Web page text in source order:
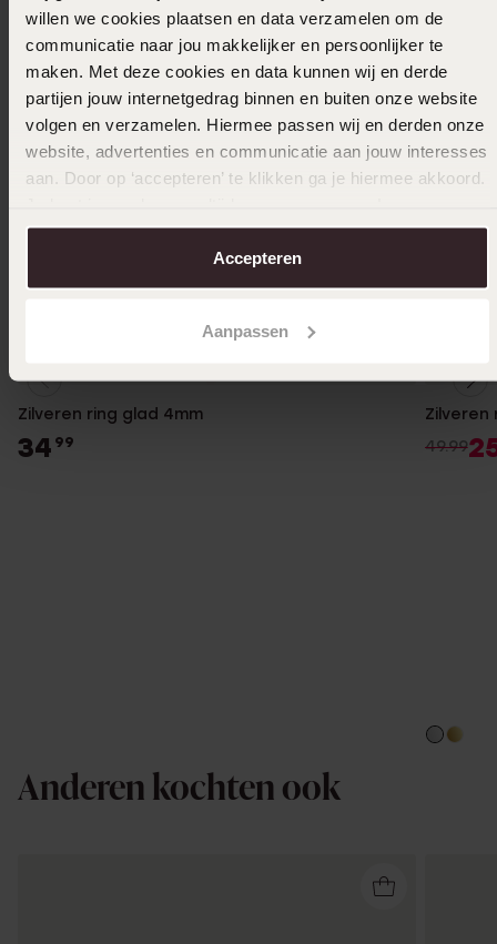
willen we cookies plaatsen en data verzamelen om de
communicatie naar jou makkelijker en persoonlijker te
maken. Met deze cookies en data kunnen wij en derde
partijen jouw internetgedrag binnen en buiten onze website
volgen en verzamelen. Hiermee passen wij en derden onze
website, advertenties en communicatie aan jouw interesses
aan. Door op ‘accepteren’ te klikken ga je hiermee akkoord.
over in onscookiebeleid.
Accepteren
Aanpassen
Zilveren ring glad 4mm
34 99
Zilveren
49.99
Anderen kochten ook